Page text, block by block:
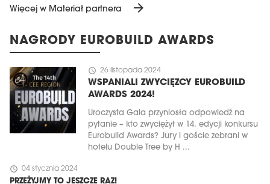
Więcej w Materiał partnera arrow_forward
NAGRODY EUROBUILD AWARDS
schedule 26 listopada 2024
WSPANIALI ZWYCIĘZCY EUROBUILD
AWARDS 2024!
Uroczysta Gala przyniosła odpowiedź na
pytanie – kto zwyciężył w 14. edycji konkursu
Eurobuild Awards? Jury i goście zebrani w
hotelu Double Tree by H ...
schedule 04 stycznia 2024
PRZEŻYJMY TO JESZCZE RAZ!